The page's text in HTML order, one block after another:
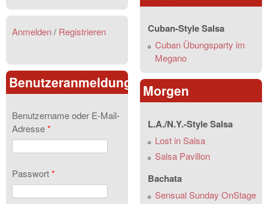
Anmelden/ Registrieren
Benutzeranmeldung
Benutzername oder E-Mail-
Adresse*
Passwort*
Cuban-Style Salsa
Cuban Übungsparty im
Megano
Morgen
L.A./N.Y.-Style Salsa
Lost in Salsa
Salsa Pavillon
Bachata
Sensual Sunday OnStage